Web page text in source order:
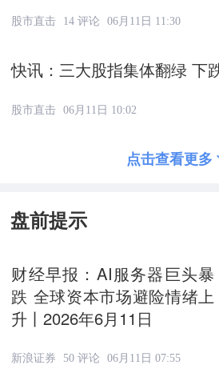
股市直击 14 评论 06月11日 11:30
快讯：三大股指集体翻绿 下
股市直击 06月11日 10:02
点击查看更多
盘前提示
财经早报：AI服务器巨头暴
跌 全球资本市场避险情绪上
升丨2026年6月11日
新浪证券 50 评论 06月11日 07:55